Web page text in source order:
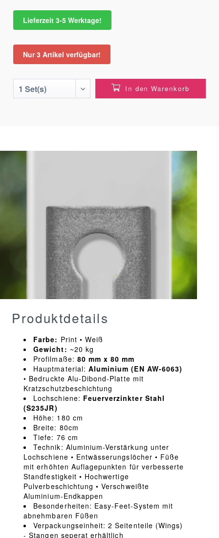
Lieferzeit 3-5 Werktage!
Nur 3 Artikel verfügbar!
In den Warenkorb
Produktdetails
Farbe: Print • Weiß
Gewicht: ~20 kg
Profilmaße: 80 mm x 80 mm
Hauptmaterial: Aluminium (EN AW-6063)
• Bedruckte Alu-Dibond-Platte mit
Kratzschutzbeschichtung
Lochschiene: Feuerverzinkter Stahl
(S235JR)
Höhe: 180 cm
Breite: 80cm
Tiefe: 76 cm
Technik: Aluminium-Verstärkung unter
Lochschiene • Entwässerungslöcher • Füße
mit erhöhten Auflagepunkten für verbesserte
Standfestigkeit • Hochwertige
Pulverbeschichtung • Verschweißte
Aluminium-Endkappen
Besonderheiten: Easy-Feet-System mit
abnehmbaren Füßen
Verpackungseinheit: 2 Seitenteile (Wings)
- Stangen seperat erhältlich